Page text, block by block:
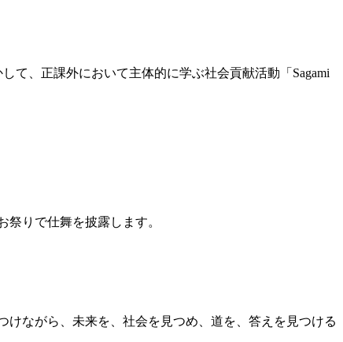
て、正課外において主体的に学ぶ社会貢献活動「Sagami
りで仕舞を披露します。
ながら、未来を、社会を見つめ、道を、答えを見つける